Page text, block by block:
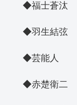
◆福士蒼汰
◆羽生結弦
◆芸能人
◆赤楚衛二